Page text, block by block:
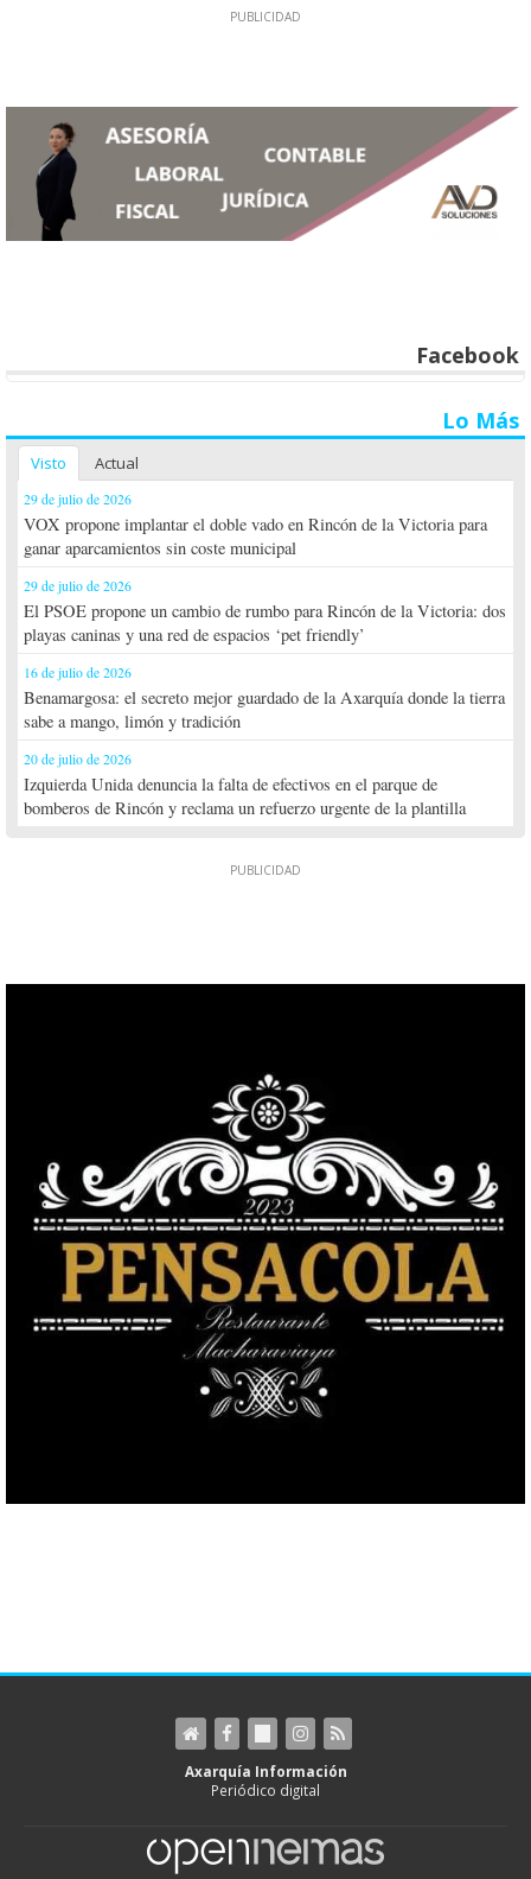
Facebook
Lo Más
Visto Actual
29 de julio de 2026
VOX propone implantar el doble vado en Rincón de la Victoria para
ganar aparcamientos sin coste municipal
29 de julio de 2026
El PSOE propone un cambio de rumbo para Rincón de la Victoria: dos
playas caninas y una red de espacios ‘pet friendly’
16 de julio de 2026
Benamargosa: el secreto mejor guardado de la Axarquía donde la tierra
sabe a mango, limón y tradición
20 de julio de 2026
Izquierda Unida denuncia la falta de efectivos en el parque de
bomberos de Rincón y reclama un refuerzo urgente de la plantilla
Axarquía Información
Periódico digital